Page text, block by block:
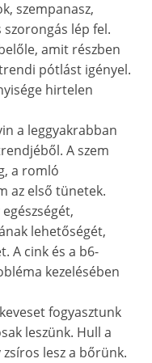
szempanasz,
szorongás lép fel.
amit részben
pótlást igényel.
hirtelen
a leggyakrabban
A szem
a romló
az első tünetek.
lehetőségét,
A cink és a b6-
kezelésében
fogyasztunk
leszünk. Hull a
lesz a bőrünk.